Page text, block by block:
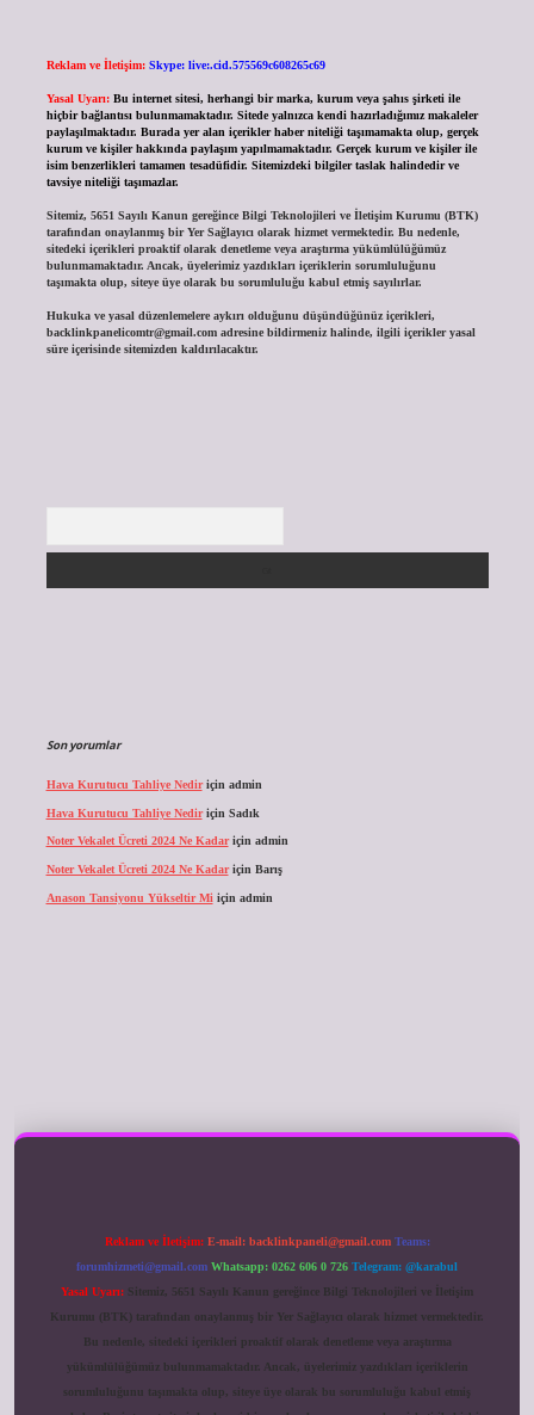
Reklam ve İletişim: Skype: live:.cid.575569c608265c69
Yasal Uyarı: Bu internet sitesi, herhangi bir marka, kurum veya şahıs şirketi ile
hiçbir bağlantısı bulunmamaktadır. Sitede yalnızca kendi hazırladığımız makaleler
paylaşılmaktadır. Burada yer alan içerikler haber niteliği taşımamakta olup, gerçek
kurum ve kişiler hakkında paylaşım yapılmamaktadır. Gerçek kurum ve kişiler ile
isim benzerlikleri tamamen tesadüfidir. Sitemizdeki bilgiler taslak halindedir ve
tavsiye niteliği taşımazlar.
Sitemiz, 5651 Sayılı Kanun gereğince Bilgi Teknolojileri ve İletişim Kurumu (BTK)
tarafından onaylanmış bir Yer Sağlayıcı olarak hizmet vermektedir. Bu nedenle,
sitedeki içerikleri proaktif olarak denetleme veya araştırma yükümlülüğümüz
bulunmamaktadır. Ancak, üyelerimiz yazdıkları içeriklerin sorumluluğunu
taşımakta olup, siteye üye olarak bu sorumluluğu kabul etmiş sayılırlar.
Hukuka ve yasal düzenlemelere aykırı olduğunu düşündüğünüz içerikleri,
backlinkpanelicomtr@gmail.comadresine bildirmeniz halinde, ilgili içerikler yasal
süre içerisinde sitemizden kaldırılacaktır.
Son yorumlar
Hava Kurutucu Tahliye Nediriçin admin
Hava Kurutucu Tahliye Nediriçin Sadık
Noter Vekalet Ücreti 2024 Ne Kadariçin admin
Noter Vekalet Ücreti 2024 Ne Kadariçin Barış
Anason Tansiyonu Yükseltir Mi için admin
Reklam ve İletişim: E-mail: backlinkpaneli@gmail.com Teams:
forumhizmeti@gmail.com Whatsapp: 0262 606 0 726 Telegram: @karabul
Yasal Uyarı: Sitemiz, 5651 Sayılı Kanun gereğince Bilgi Teknolojileri ve İletişim
Kurumu (BTK) tarafından onaylanmış bir Yer Sağlayıcı olarak hizmet vermektedir.
Bu nedenle, sitedeki içerikleri proaktif olarak denetleme veya araştırma
yükümlülüğümüz bulunmamaktadır. Ancak, üyelerimiz yazdıkları içeriklerin
sorumluluğunu taşımakta olup, siteye üye olarak bu sorumluluğu kabul etmiş